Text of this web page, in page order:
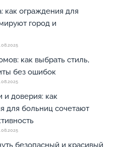
как ограждения для
город и
как выбрать стиль,
без ошибок
и доверия: как
для больниц сочетают
безопасный и красивый